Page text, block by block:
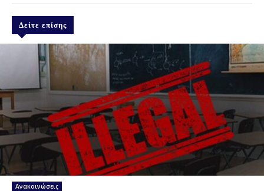
Δείτε επίσης
Ανακοινώσεις